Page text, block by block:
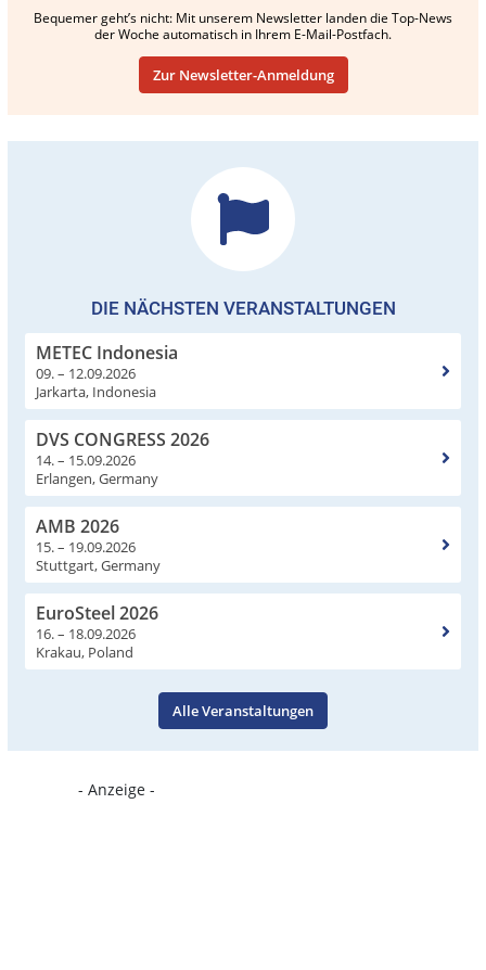
Bequemer geht’s nicht: Mit unserem Newsletter landen die Top-News
der Woche automatisch in Ihrem E-Mail-Postfach.
Zur Newsletter-Anmeldung
DIE NÄCHSTEN VERANSTALTUNGEN
METEC Indonesia
09. – 12.09.2026
Jarkarta, Indonesia
DVS CONGRESS 2026
14. – 15.09.2026
Erlangen, Germany
AMB 2026
15. – 19.09.2026
Stuttgart, Germany
EuroSteel 2026
16. – 18.09.2026
Krakau, Poland
Alle Veranstaltungen
- Anzeige -